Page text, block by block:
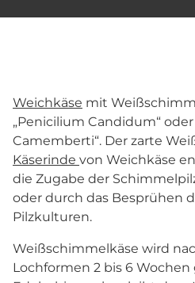
Weichkäse mit
„Penicilium Candidum“
Camemberti“. Der zarte
Käserinde von Weichkäse
die Zugabe der
oder durch das Besprühen
Pilzkulturen.
Weißschimmelkäse wird
Lochformen 2 bis 6 Wochen